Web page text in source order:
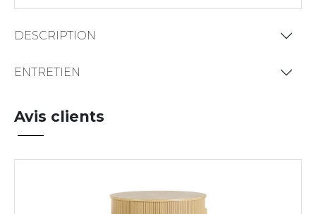
DESCRIPTION
ENTRETIEN
Avis clients